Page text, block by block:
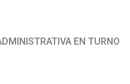
EN TURNO